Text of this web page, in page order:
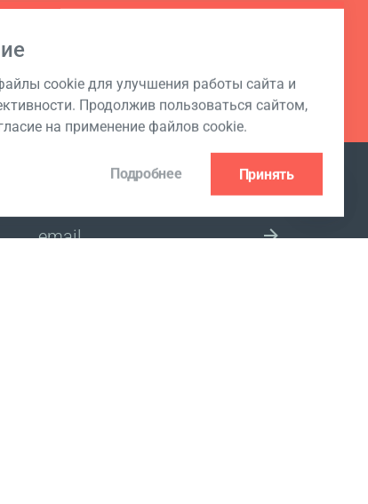
cookie для улучшения работы сайта и
Продолжив пользоваться сайтом,
на применение файлов cookie.
Подробнее Принять